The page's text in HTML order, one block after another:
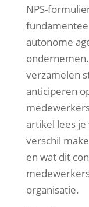
NPS-
autonome
verzamelen
anticiperen
artikel lees
verschil
en wat dit
organisatie.